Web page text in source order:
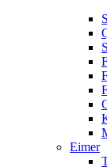
Eimer